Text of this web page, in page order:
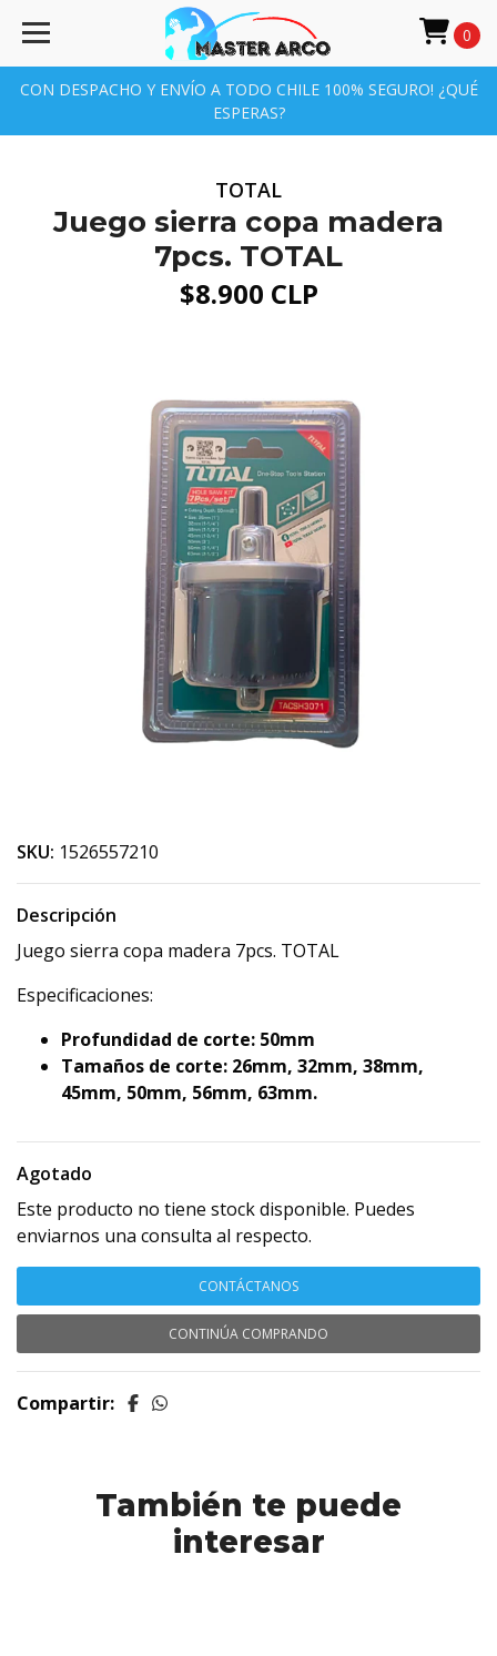
CON DESPACHO Y ENVÍO A TODO CHILE 100% SEGURO! ¿QUÉ
ESPERAS?
0
TOTAL
Juego sierra copa madera
7pcs. TOTAL
$8.900 CLP
SKU: 1526557210
Descripción
Juego sierra copa madera 7pcs. TOTAL
Especificaciones:
Profundidad de corte: 50mm
Tamaños de corte: 26mm, 32mm, 38mm,
45mm, 50mm, 56mm, 63mm.
Agotado
Este producto no tiene stock disponible. Puedes
enviarnos una consulta al respecto.
CONTÁCTANOS
CONTINÚA COMPRANDO
Compartir:
También te puede
interesar